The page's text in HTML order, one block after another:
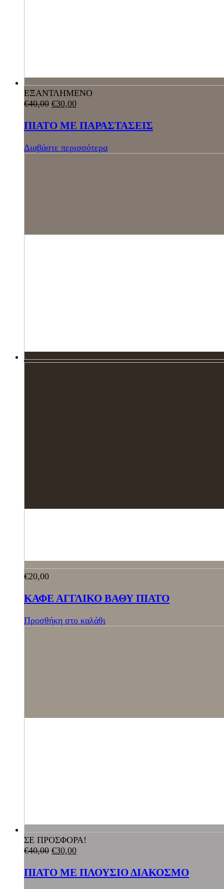
ΕΞΑΝΤΛΗΜΕΝΟ
€40,00 €30,00
ΠΙΑΤΟ ΜΕ ΠΑΡΑΣΤΑΣΕΙΣ
Διαβάστε περισσότερα
€20,00
ΚΑΦΕ ΑΓΓΛΙΚΟ ΒΑΘΥ ΠΙΑΤΟ
Προσθήκη στο καλάθι
ΣΕ ΠΡΟΣΦΟΡΑ!
€40,00 €30,00
ΠΙΑΤΟ ΜΕ ΠΛΟΥΣΙΟ ΔΙΑΚΟΣΜΟ